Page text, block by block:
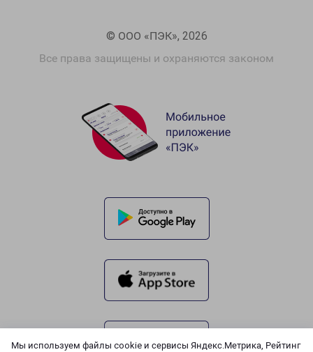
Мы используем файлы cookie и сервисы Яндекс.Метрика, Рейтинг
© ООО «ПЭК», 2026
Все права защищены и охраняются законом